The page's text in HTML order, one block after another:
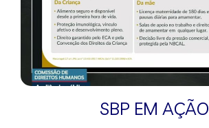
SBP EM AÇÃO